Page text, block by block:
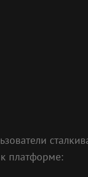
платформе: